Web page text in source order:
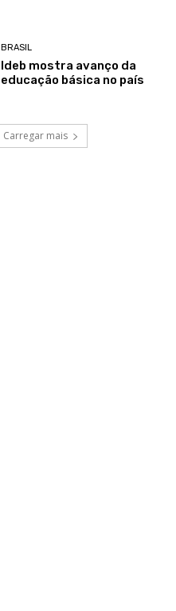
BRASIL
Ideb mostra avanço da
educação básica no país
Carregar mais